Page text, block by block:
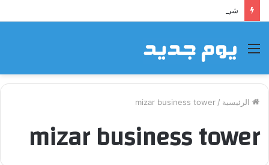
شراكة إيجي تاورز مع بلدينا.. قيمة مضافة تعزز نجاح المشروعات
القائمة
الرئيسية /
mizar business tower
mizar business tower